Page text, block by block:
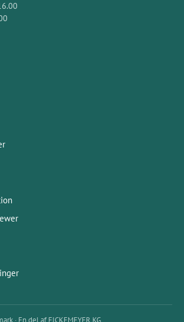
· En del af EICKEMEYER KG